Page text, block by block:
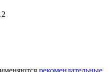
рекомендательные